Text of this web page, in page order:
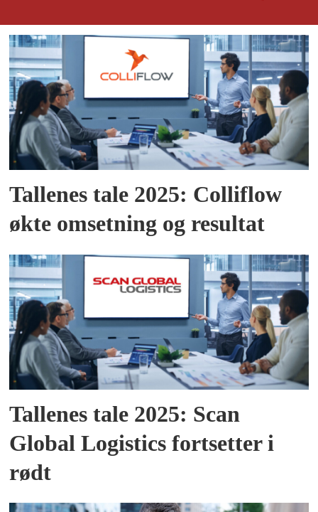
Tallenes tale 2025: Colliflow
økte omsetning og resultat
Tallenes tale 2025: Scan
Global Logistics fortsetter i
rødt